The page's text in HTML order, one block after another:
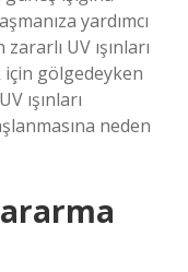
yardımcı
UV ışınları
gölgedeyken
ışınları
neden